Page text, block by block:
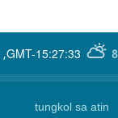
GMT-15:27:33
,
tungkol sa atin